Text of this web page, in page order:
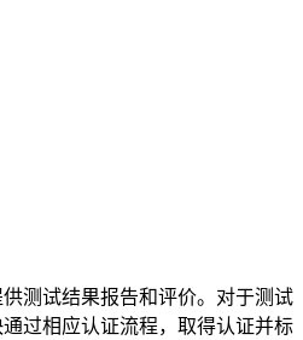
测试结果报告和评价。对于测试
过相应认证流程，取得认证并标